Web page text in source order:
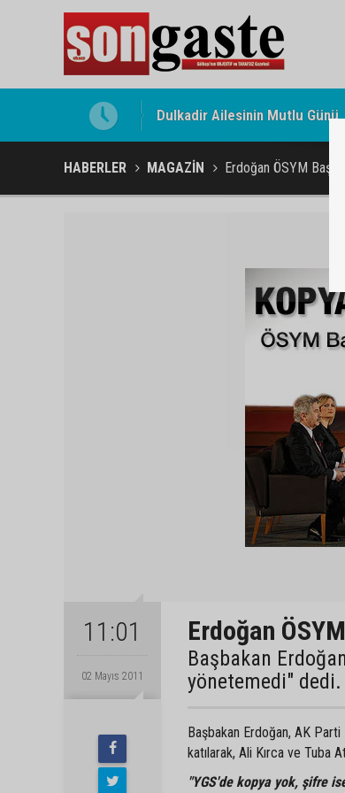
Gölbaşı Esnafının Sesi Ankara
HABERLER MAGAZİN Erdoğan ÖSYM
11:01
02 Mayıs 2011
Erdoğan
Başbakan
yönetemedi" dedi.
Başbakan Erdoğan, AK Parti
katılarak, Ali Kırca ve Tuba
"YGS'de kopya yok, şifre